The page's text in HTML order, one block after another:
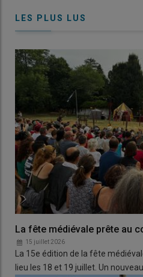
LES PLUS LUS
La fête médiévale prête au
15 juillet 2026
La 15e édition de la fête
lieu les 18 et 19 juillet. Un